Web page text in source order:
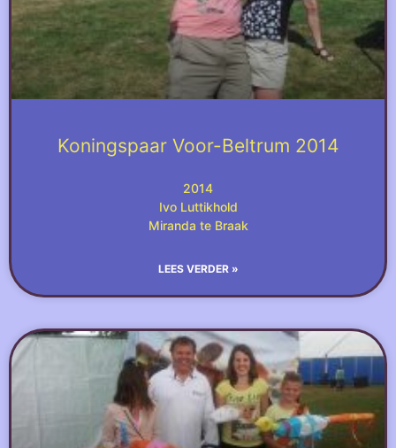
Koningspaar Voor-Beltrum 2014
2014
Ivo Luttikhold
Miranda te Braak
LEES VERDER »